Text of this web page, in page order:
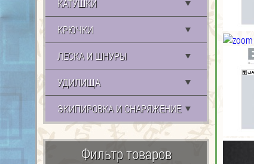
КАТУШКИ
КРЮЧКИ
ЛЕСКА И ШНУРЫ
УДИЛИЩА
ЭКИПИРОВКА И СНАРЯЖЕНИЕ
Фильтр товаров